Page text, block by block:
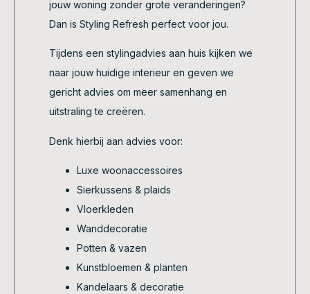
jouw woning zonder grote veranderingen?
Dan is Styling Refresh perfect voor jou.
Tijdens een stylingadvies aan huis kijken we
naar jouw huidige interieur en geven we
gericht advies om meer samenhang en
uitstraling te creëren.
Denk hierbij aan advies voor:
Luxe woonaccessoires
Sierkussens & plaids
Vloerkleden
Wanddecoratie
Potten & vazen
Kunstbloemen & planten
Kandelaars & decoratie